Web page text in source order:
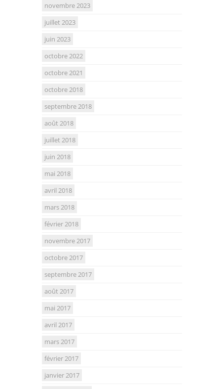
novembre 2023
juillet 2023
juin 2023
octobre 2022
octobre 2021
octobre 2018
septembre 2018
août 2018
juillet 2018
juin 2018
mai 2018
avril 2018
mars 2018
février 2018
novembre 2017
octobre 2017
septembre 2017
août 2017
mai 2017
avril 2017
mars 2017
février 2017
janvier 2017